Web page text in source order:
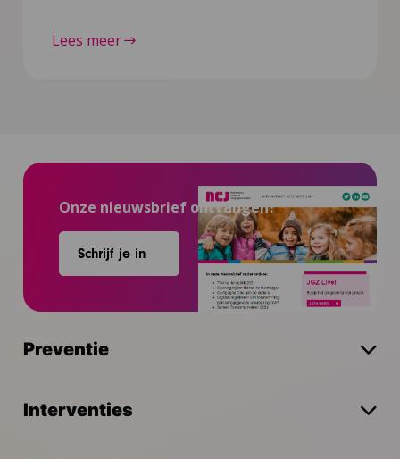
Lees meer
Onze nieuwsbrief ontvangen?
Schrijf je in
Preventie
Interventies